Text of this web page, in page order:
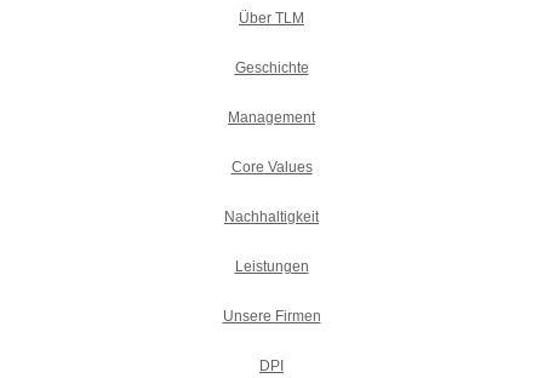
Über TLM
Geschichte
Management
Core Values
Nachhaltigkeit
Leistungen
Unsere Firmen
DPI